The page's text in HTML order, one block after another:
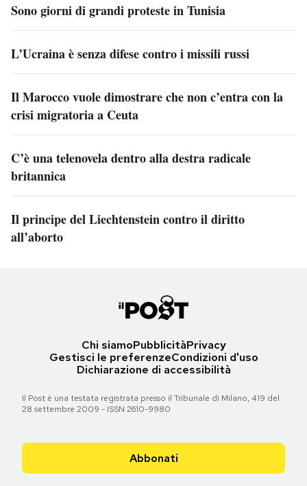
Sono giorni di grandi proteste in Tunisia
L’Ucraina è senza difese contro i missili russi
Il Marocco vuole dimostrare che non c’entra con la
crisi migratoria a Ceuta
C’è una telenovela dentro alla destra radicale
britannica
Il principe del Liechtenstein contro il diritto
all’aborto
Chi siamoPubblicitàPrivacy
Gestisci le preferenzeCondizioni d'uso
Dichiarazione di accessibilità
Il Post è una testata registrata presso il Tribunale di Milano, 419 del
28 settembre 2009 - ISSN 2610-9980
Abbonati